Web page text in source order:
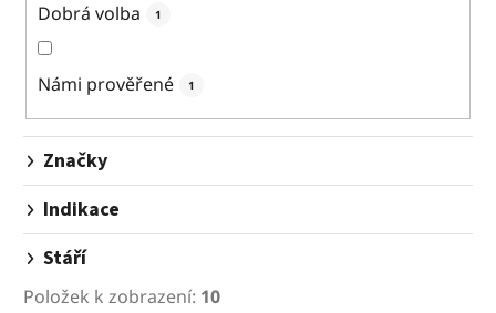
Dobrá volba 1
Námi prověřené 1
Značky
Indikace
Stáří
Položek k zobrazení: 10